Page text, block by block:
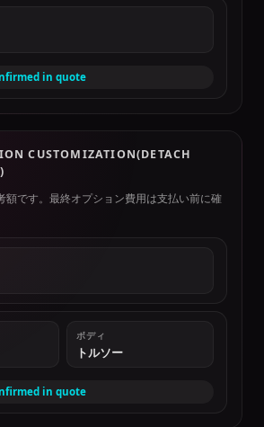
in quote
CUSTOMIZATION(DETACH
額です。最終オプション費用は支払い前に確
ボディ
トルソー
in quote